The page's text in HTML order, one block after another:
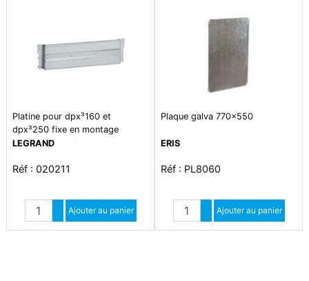
Platine pour dpx³160 et
dpx³250 fixe en montage
vertical dans xl³400
LEGRAND
Réf : 020211
Quantité
Augmenter quantité
Diminuer quantité
Ajouter au panier
Plaque galva 770x550
ERIS
Réf : PL8060
Quantité
Augmenter quantité
Diminuer quantité
Ajouter au panier